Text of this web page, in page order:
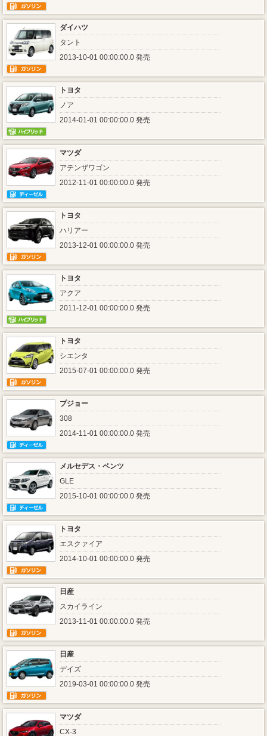
ダイハツ
タント
2013-10-01 00:00:00.0 発売
トヨタ
ノア
2014-01-01 00:00:00.0 発売
マツダ
アテンザワゴン
2012-11-01 00:00:00.0 発売
トヨタ
ハリアー
2013-12-01 00:00:00.0 発売
トヨタ
アクア
2011-12-01 00:00:00.0 発売
トヨタ
シエンタ
2015-07-01 00:00:00.0 発売
プジョー
308
2014-11-01 00:00:00.0 発売
メルセデス・ベンツ
GLE
2015-10-01 00:00:00.0 発売
トヨタ
エスクァイア
2014-10-01 00:00:00.0 発売
日産
スカイライン
2013-11-01 00:00:00.0 発売
日産
デイズ
2019-03-01 00:00:00.0 発売
マツダ
CX-3